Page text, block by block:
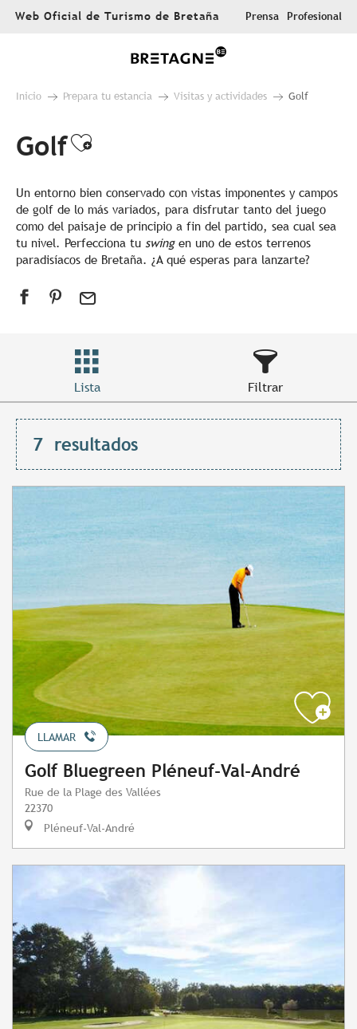
AllerWeb Oficial de Turismo de Bretaña Prensa Profesional
Inicio Prepara tu estancia Visitas y actividades Golf
GolfAjouter aux favoris
Un entorno bien conservado con vistas imponentes y campos
de golf de lo más variados, para disfrutar tanto del juego
como del paisaje de principio a fin del partido, sea cual sea
tu nivel. Perfecciona tu swingen uno de estos terrenos
paradisíacos de Bretaña. ¿A qué esperas para lanzarte?
Lista Filtrar
7 resultados
LLAMAR
Golf Bluegreen Pléneuf-Val-André
Rue de la Plage des Vallées
22370
Pléneuf-Val-André